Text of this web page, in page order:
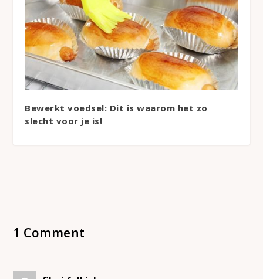
Bewerkt voedsel: Dit is waarom het zo
slecht voor je is!
1 Comment